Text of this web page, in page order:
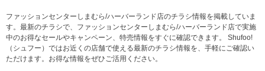
ファッションセンターしまむら/ハーバーランド店のチラシ情報を掲載していま
す。最新のチラシで、ファッションセンターしまむら/ハーバーランド店で実施
中のお得なセールやキャンペーン、特売情報をすぐに確認できます。 Shufoo!
（シュフー）ではお近くの店舗で使える最新のチラシ情報を、手軽にご確認い
ただけます。お得な情報をぜひご活用ください。